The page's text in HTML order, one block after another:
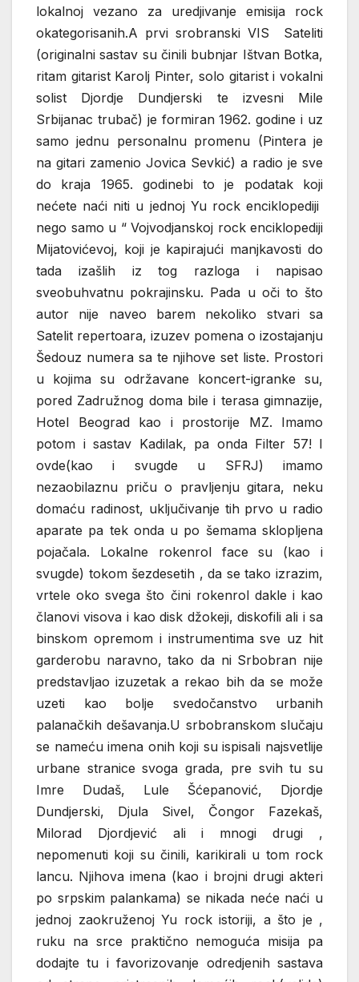
lokalnoj vezano za uredjivanje emisija rock
okategorisanih.A prvi srobranski VIS Sateliti
(originalni sastav su činili bubnjar Ištvan Botka,
ritam gitarist Karolj Pinter, solo gitarist i vokalni
solist Djordje Dundjerski te izvesni Mile
Srbijanac trubač) je formiran 1962. godine i uz
samo jednu personalnu promenu (Pintera je
na gitari zamenio Jovica Sevkić) a radio je sve
do kraja 1965. godinebi to je podatak koji
nećete naći niti u jednoj Yu rock enciklopediji
nego samo u “ Vojvodjanskoj rock enciklopediji
Mijatovićevoj, koji je kapirajući manjkavosti do
tada izašlih iz tog razloga i napisao
sveobuhvatnu pokrajinsku. Pada u oči to što
autor nije naveo barem nekoliko stvari sa
Satelit repertoara, izuzev pomena o izostajanju
Šedouz numera sa te njihove set liste. Prostori
u kojima su održavane koncert-igranke su,
pored Zadružnog doma bile i terasa gimnazije,
Hotel Beograd kao i prostorije MZ. Imamo
potom i sastav Kadilak, pa onda Filter 57! I
ovde(kao i svugde u SFRJ) imamo
nezaobilaznu priču o pravljenju gitara, neku
domaću radinost, uključivanje tih prvo u radio
aparate pa tek onda u po šemama sklopljena
pojačala. Lokalne rokenrol face su (kao i
svugde) tokom šezdesetih , da se tako izrazim,
vrtele oko svega što čini rokenrol dakle i kao
članovi visova i kao disk džokeji, diskofili ali i sa
binskom opremom i instrumentima sve uz hit
garderobu naravno, tako da ni Srbobran nije
predstavljao izuzetak a rekao bih da se može
uzeti kao bolje svedočanstvo urbanih
palanačkih dešavanja.U srbobranskom slučaju
se nameću imena onih koji su ispisali najsvetlije
urbane stranice svoga grada, pre svih tu su
Imre Dudaš, Lule Šćepanović, Djordje
Dundjerski, Djula Sivel, Čongor Fazekaš,
Milorad Djordjević ali i mnogi drugi ,
nepomenuti koji su činili, karikirali u tom rock
lancu. Njihova imena (kao i brojni drugi akteri
po srpskim palankama) se nikada neće naći u
jednoj zaokruženoj Yu rock istoriji, a što je ,
ruku na srce praktično nemoguća misija pa
dodajte tu i favorizovanje odredjenih sastava